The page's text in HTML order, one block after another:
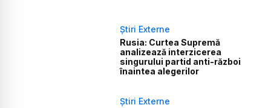
Știri Externe
Rusia: Curtea Supremă
analizează interzicerea
singurului partid anti-război
înaintea alegerilor
Știri Externe